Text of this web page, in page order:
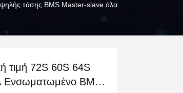
τάσης BMS Master-slave όλα
τιμή 72S 60S 64S
Ενσωματωμένο BMS